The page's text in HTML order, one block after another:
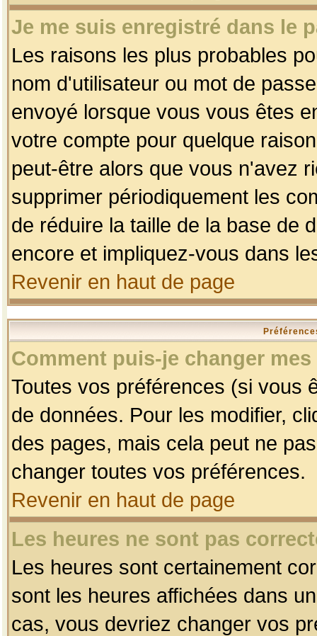
Je me suis enregistré dans le
Les raisons les plus probables
nom d'utilisateur ou mot de
envoyé lorsque vous vous êtes
votre compte pour quelque
peut-être alors que vous n'avez
supprimer périodiquement les
de réduire la taille de la base de
encore et impliquez-vous dans
Revenir en haut de page
Comment puis-je changer
Toutes vos préférences (si vous
de données. Pour les modifier,
des pages, mais cela peut ne
changer toutes vos préférences.
Revenir en haut de page
Les heures ne sont pas
Les heures sont certainement
sont les heures affichées dans
cas, vous devriez changer vos